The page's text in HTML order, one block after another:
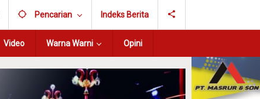
Pencarian Indeks Berita
Video Warna Warni Opini